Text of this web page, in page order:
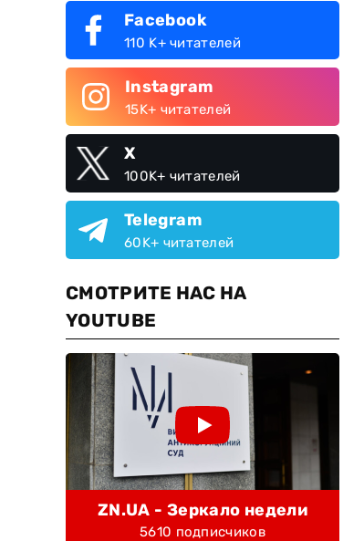
Facebook
110 K+ читателей
Instagram
15K+ читателей
X
100K+ читателей
Telegram
60K+ читателей
СМОТРИТЕ НАС НА
YOUTUBE
ZN.UA - Зеркало недели
5610 подписчиков